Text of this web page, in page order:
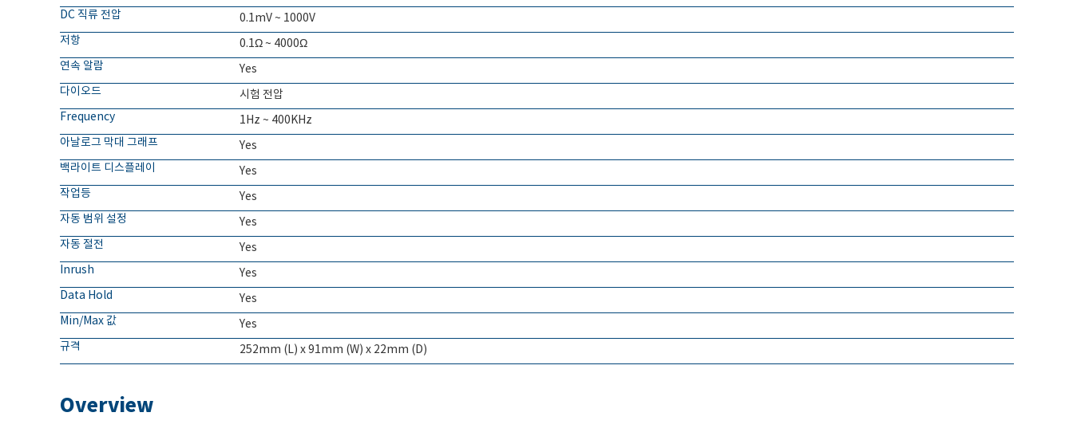
DC 직류 전압
0.1mV ~ 1000V
저항
0.1Ω ~ 4000Ω
연속 알람
Yes
다이오드
시험 전압
Frequency
1Hz ~ 400KHz
아날로그 막대 그래프
Yes
백라이트 디스플레이
Yes
작업등
Yes
자동 범위 설정
Yes
자동 절전
Yes
Inrush
Yes
Data Hold
Yes
Min/Max 값
Yes
규격
252mm (L) x 91mm (W) x 22mm (D)
Overview